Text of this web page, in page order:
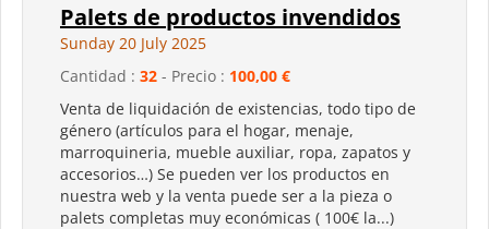
Palets de productos invendidos
Sunday 20 July 2025
Cantidad : 32 - Precio : 100,00 €
Venta de liquidación de existencias, todo tipo de
género (artículos para el hogar, menaje,
marroquineria, mueble auxiliar, ropa, zapatos y
accesorios…) Se pueden ver los productos en
nuestra web y la venta puede ser a la pieza o
palets completas muy económicas ( 100€ la...)